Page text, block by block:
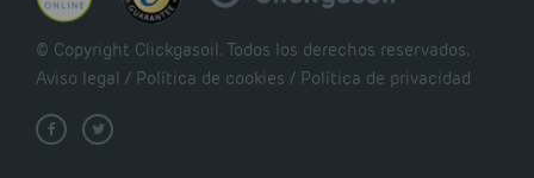
© Copyright Clickgasoil. Todos los derechos reservados.
Aviso legal / Política de cookies / Política de privacidad